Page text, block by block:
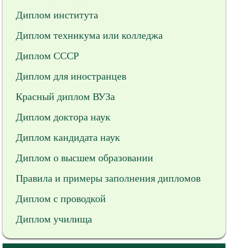
Диплом института
Диплом техникума или колледжа
Диплом СССР
Диплом для иностранцев
Красный диплом ВУЗа
Диплом доктора наук
Диплом кандидата наук
Диплом о высшем образовании
Правила и примеры заполнения дипломов
Диплом с проводкой
Диплом училища